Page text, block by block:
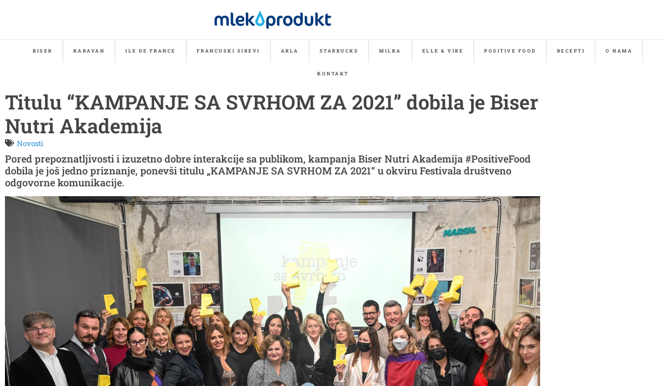
BISER KARAVAN ILE DE FRANCE FRANCUSKI SIREVI ARLA STARBUCKS MILKA ELLE & VIRE POSITIVE FOOD RECEPTI O NAMA
KONTAKT
Titulu “KAMPANJE SA SVRHOM ZA 2021” dobila je Biser
Nutri Akademija
Novosti
Pored prepoznatljivosti i izuzetno dobre interakcije sa publikom, kampanja Biser Nutri Akademija #PositiveFood
dobila je još jedno priznanje, ponevši titulu „KAMPANJE SA SVRHOM ZA 2021“ u okviru Festivala društveno
odgovorne komunikacije.